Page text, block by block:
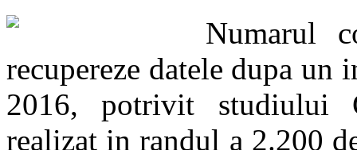
Numarul
recupereze datele dupa un
2016, potrivit studiului
realizat in randul a 2.200